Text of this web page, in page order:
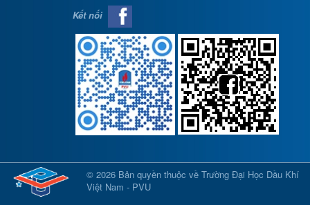
Kết nối
© 2026 Bản quyền thuộc về Trường Đại Học Dầu Khí
Việt Nam - PVU